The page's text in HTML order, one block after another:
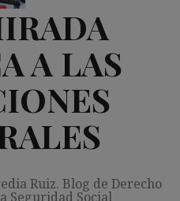
A LAS
Ruiz. Blog de Derecho
Seguridad Social